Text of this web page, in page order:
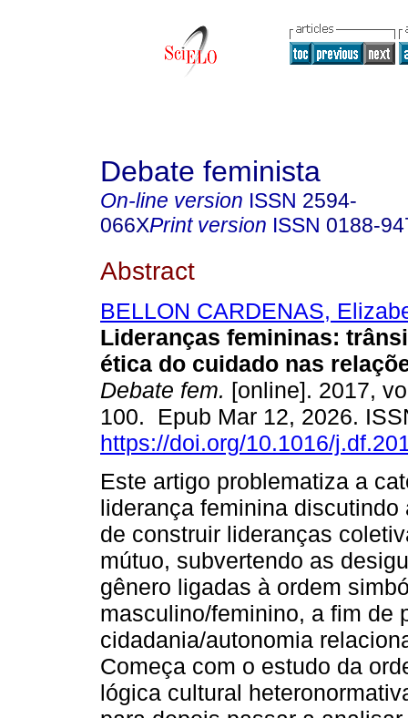
Debate feminista
On-line version ISSN 2594-
066XPrint version ISSN 0188-
Abstract
BELLON CARDENAS,
Lideranças femininas:
ética do cuidado nas
Debate fem. [online]. 2017,
100. Epub Mar 12, 2026.
https://doi.org/10.1016/
Este artigo problematiza a
liderança feminina discutindo
de construir lideranças
mútuo, subvertendo as
gênero ligadas à ordem
masculino/feminino, a fim de
cidadania/autonomia
Começa com o estudo da
lógica cultural